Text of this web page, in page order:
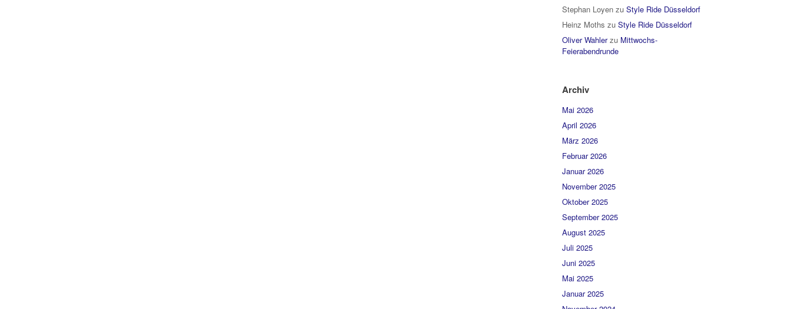
Stephan Loyen zuStyle Ride Düsseldorf
Heinz Moths zuStyle Ride Düsseldorf
Oliver Wahlerzu Mittwochs-
Feierabendrunde
Archiv
Mai 2026
April 2026
März 2026
Februar 2026
Januar 2026
November 2025
Oktober 2025
September 2025
August 2025
Juli 2025
Juni 2025
Mai 2025
Januar 2025